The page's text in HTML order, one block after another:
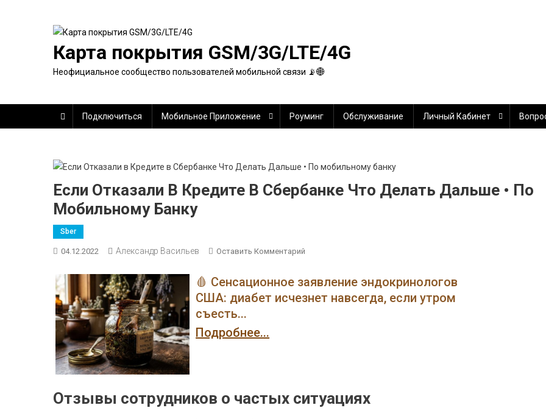
содержимому
Карта покрытия GSM/3G/LTE/4G
Неофициальное сообщество пользователей мобильной связи 📡🌐
Подключиться Мобильное Приложение Роуминг Обслуживание Личный Кабинет
Если Отказали В Кредите В Сбербанке Что Делать Дальше • По
Мобильному Банку
Sber
04.12.2022 Александр Васильев Оставить Комментарий
Отказали
По
🩸 Сенсационное заявление эндокринологов
США: диабет исчезнет навсегда, если утром
съесть...
Подробнее...
Отзывы сотрудников о частых ситуациях